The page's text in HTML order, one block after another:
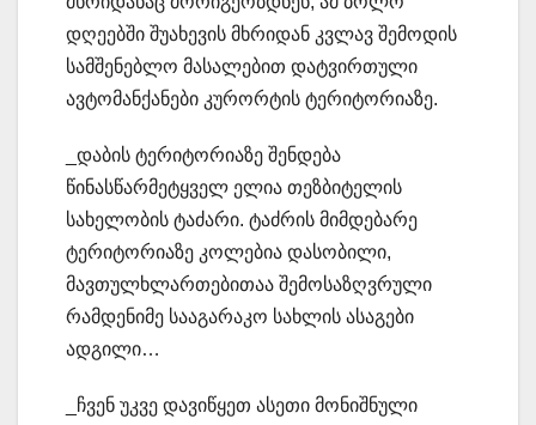
დღეებში შუახევის მხრიდან კვლავ შემოდის
სამშენებლო მასალებით დატვირთული
ავტომანქანები კურორტის ტერიტორიაზე.
_დაბის ტერიტორიაზე შენდება
წინასწარმეტყველ ელია თეზბიტელის
სახელობის ტაძარი. ტაძრის მიმდებარე
ტერიტორიაზე კოლებია დასობილი,
მავთულხლართებითაა შემოსაზღვრული
რამდენიმე სააგარაკო სახლის ასაგები
ადგილი…
_ჩვენ უკვე დავიწყეთ ასეთი მონიშნული